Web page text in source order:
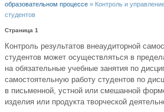
образовательном процессе » Контроль и
студентов
Страница 1
Контроль результатов внеаудиторной
студентов может осуществляться в
на обязательные учебные занятия по
самостоятельную работу студентов по
в письменной, устной или смешанной
изделия или продукта творческой